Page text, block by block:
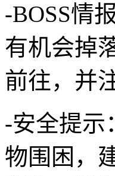
-BOSS情
有机会掉
前往，并
-安全提示
物围困，